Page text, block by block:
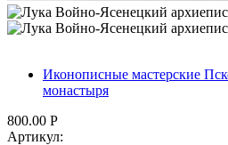
Иконописные мастерские
монастыря
800.00 Р
Артикул: